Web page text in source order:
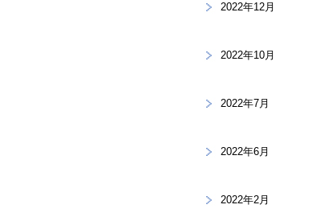
2022年12月
2022年10月
2022年7月
2022年6月
2022年2月